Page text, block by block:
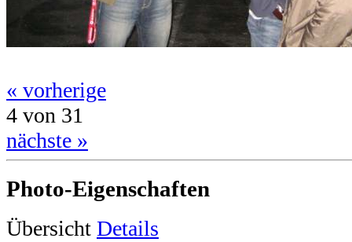
« vorherige
4 von 31
nächste »
Photo-Eigenschaften
Übersicht Details